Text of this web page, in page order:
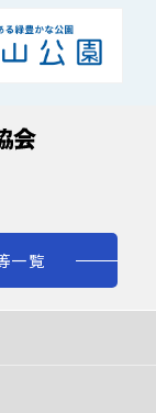
一覧